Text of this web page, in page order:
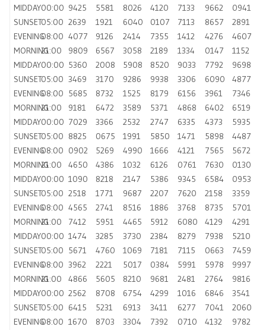
MIDDAY00:00 9425 5581 8026 4120 7133 9662
0941
SUNSET05:00 2639 1921 6040 0107 7113 8657
2891
EVENING08:00 4077 9126 2414 7355 1412 4276
4607
MORNING21:00 9809 6567 3058 2189 1334 0147
1152
MIDDAY00:00 5360 2008 5908 8520 9033 7792
9698
SUNSET05:00 3469 3170 9286 9938 3306 6090
4877
EVENING08:00 5685 8732 1525 8179 6156 3961
7346
MORNING21:00 9181 6472 3589 5371 4868 6402
6519
MIDDAY00:00 7029 3366 2532 2747 6335 4373
5935
SUNSET05:00 8825 0675 1991 5850 1471 5898
4487
EVENING08:00 0902 5269 4990 1666 4121 7565
5672
MORNING21:00 4650 4386 1032 6126 0761 7630
0130
MIDDAY00:00 1090 8218 2147 5386 9345 6584
0953
SUNSET05:00 2518 1771 9687 2207 7620 2158
3359
EVENING08:00 4565 2741 8516 1886 3768 8735
5701
MORNING21:00 7412 5951 4465 5912 6080 4129
4291
MIDDAY00:00 1474 3285 3730 2384 8279 7938
5210
SUNSET05:00 5671 4760 1069 7181 7115 0663
7459
EVENING08:00 3962 2221 5017 0384 5991 5978
9997
MORNING21:00 4866 5605 8210 9681 2481 2764
9816
MIDDAY00:00 2562 8708 6754 4299 1016 6846
3541
SUNSET05:00 6415 5231 6913 3411 6277 7041
2060
EVENING08:00 1670 8703 3304 7392 0710 4132
9782